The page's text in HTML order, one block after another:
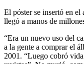
El póster se insertó en
llegó a manos de
“Era un nuevo uso del
a la gente a comprar el
2001. “Luego cobró